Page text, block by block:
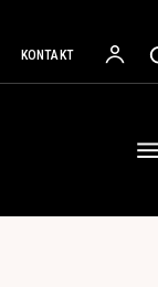
KONTAKT